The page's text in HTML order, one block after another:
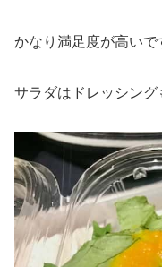
かなり満足度が高いで
サラダはドレッシング